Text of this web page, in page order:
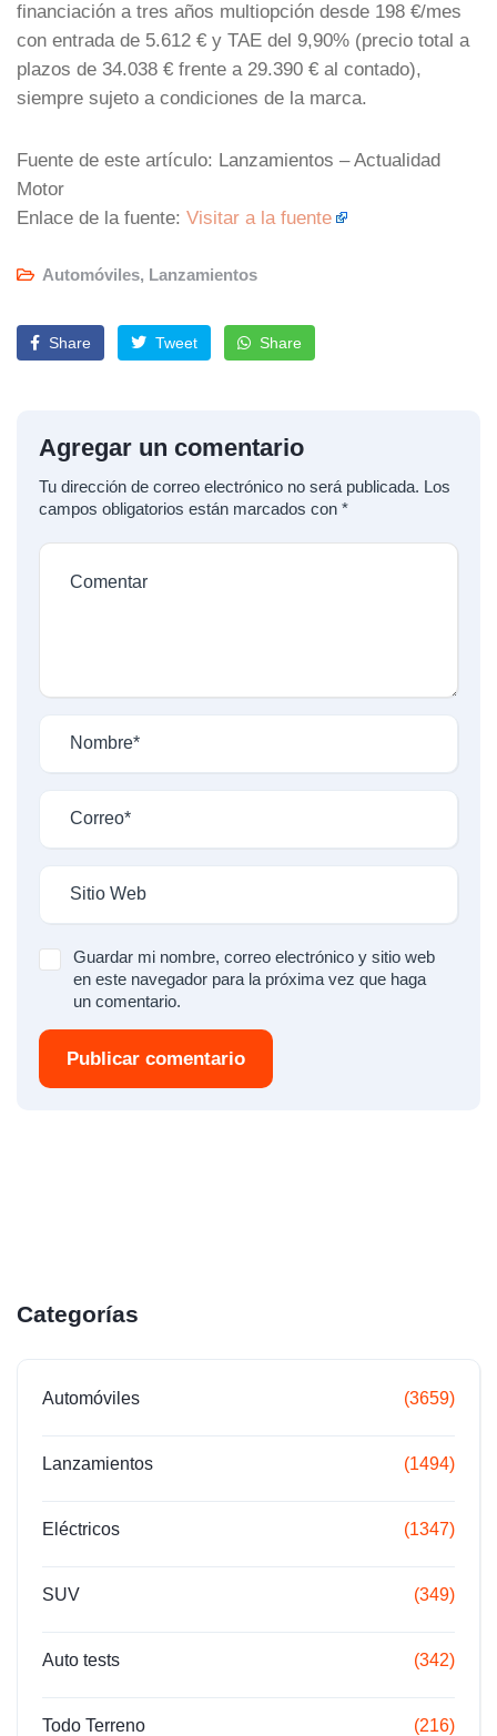
financiación a tres años multiopción desde 198 €/mes
con entrada de 5.612 € y TAE del 9,90% (precio total a
plazos de 34.038 € frente a 29.390 € al contado),
siempre sujeto a condiciones de la marca.
Fuente de este artículo: Lanzamientos – Actualidad
Motor
Enlace de la fuente: Visitar a la fuente
Automóviles, Lanzamientos
Share Tweet Share
Agregar un comentario
Tu dirección de correo electrónico no será publicada. Los
campos obligatorios están marcados con *
Guardar mi nombre, correo electrónico y sitio web
en este navegador para la próxima vez que haga
un comentario.
Publicar comentario
Categorías
Automóviles (3659)
Lanzamientos (1494)
Eléctricos (1347)
SUV (349)
Auto tests (342)
Todo Terreno (216)